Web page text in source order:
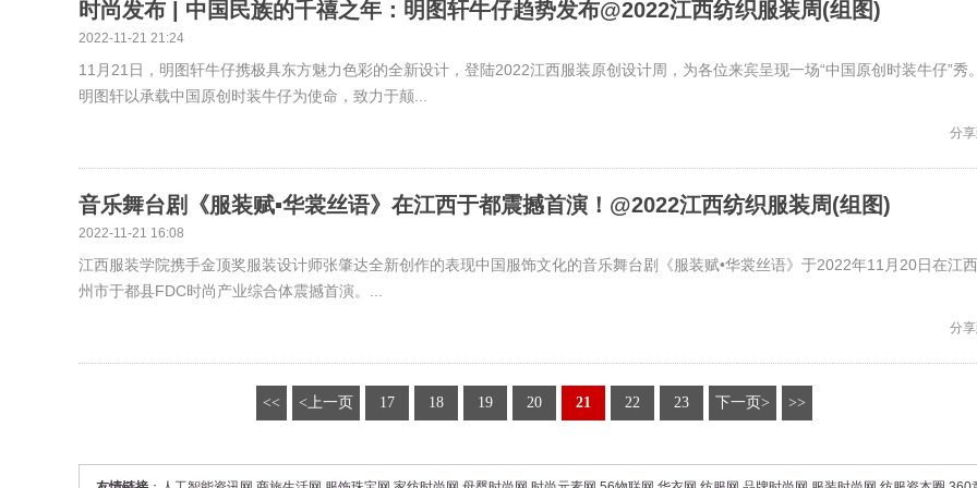
时尚发布 | 中国民族的千禧之年：明图轩牛仔趋势发布@2022江西纺织服装周(组图)
2022-11-21 21:24
11月21日，明图轩牛仔携极具东方魅力色彩的全新设计，登陆2022江西服装原创设计周，为各位来宾呈现一场“中国原创时装牛仔”秀。
明图轩以承载中国原创时装牛仔为使命，致力于颠...
分享
音乐舞台剧《服装赋▪华裳丝语》在江西于都震撼首演！@2022江西纺织服装周(组图)
2022-11-21 16:08
江西服装学院携手金顶奖服装设计师张肇达全新创作的表现中国服饰文化的音乐舞台剧《服装赋•华裳丝语》于2022年11月20日在江
州市于都县FDC时尚产业综合体震撼首演。...
分享
<< <上一页 17 18 19 20 21 22 23 下一页> >>